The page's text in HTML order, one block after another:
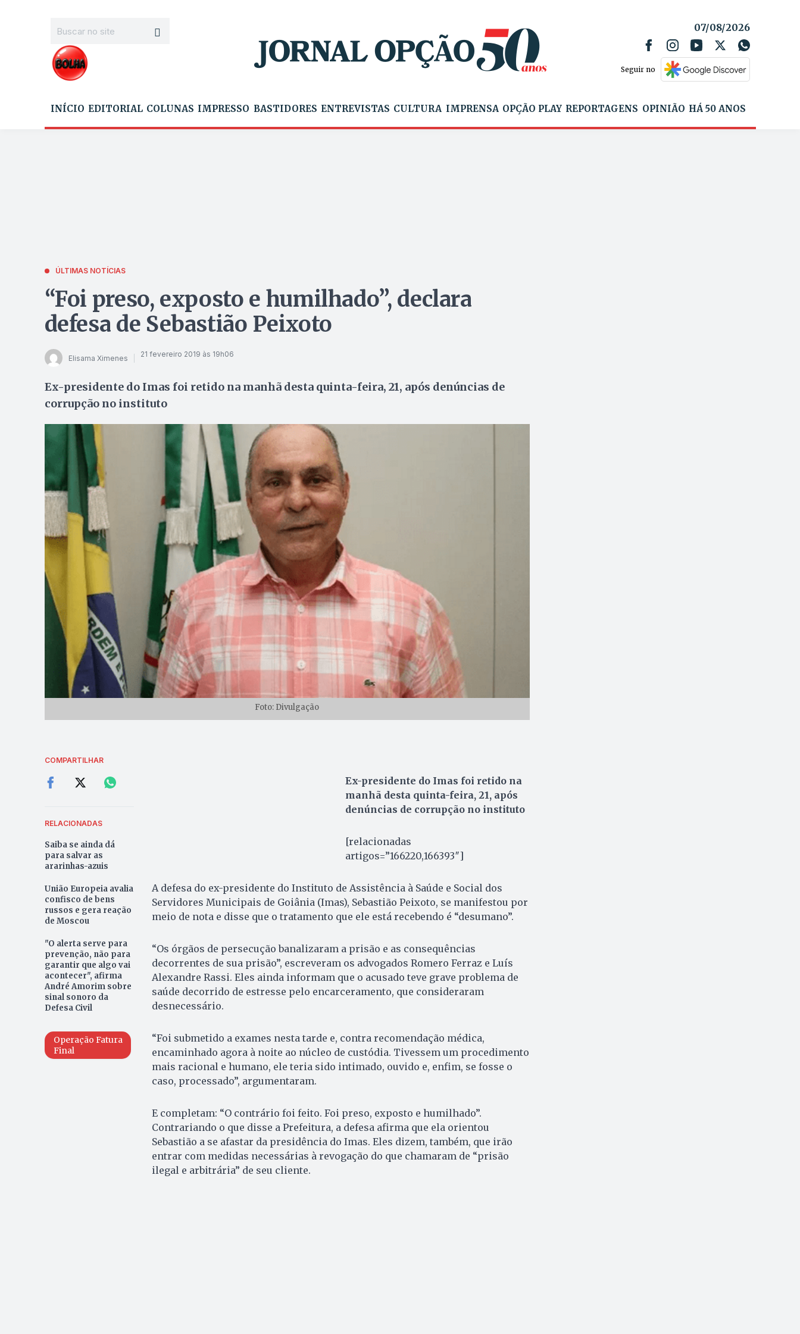
07/08/2026
Seguir no
INÍCIO EDITORIAL COLUNAS IMPRESSO BASTIDORES ENTREVISTAS CULTURA IMPRENSA OPÇÃO PLAY REPORTAGENS OPINIÃO HÁ 50 ANOS
ÚLTIMAS NOTÍCIAS
“Foi preso, exposto e humilhado”, declara
defesa de Sebastião Peixoto
Elisama Ximenes 21 fevereiro 2019 às 19h06
Ex-presidente do Imas foi retido na manhã desta quinta-feira, 21, após denúncias de
corrupção no instituto
Foto: Divulgação
COMPARTILHAR
RELACIONADAS
Saiba se ainda dá
para salvar as
ararinhas-azuis
União Europeia avalia
confisco de bens
russos e gera reação
de Moscou
"O alerta serve para
prevenção, não para
garantir que algo vai
acontecer", afirma
André Amorim sobre
sinal sonoro da
Defesa Civil
Operação Fatura
Final
Ex-presidente do Imas foi retido na
manhã desta quinta-feira, 21, após
denúncias de corrupção no instituto
[relacionadas
artigos=”166220,166393″]
A defesa do ex-presidente do Instituto de Assistência à Saúde e Social dos
Servidores Municipais de Goiânia (Imas), Sebastião Peixoto, se manifestou por
meio de nota e disse que o tratamento que ele está recebendo é “desumano”.
“Os órgãos de persecução banalizaram a prisão e as consequências
decorrentes de sua prisão”, escreveram os advogados Romero Ferraz e Luís
Alexandre Rassi. Eles ainda informam que o acusado teve grave problema de
saúde decorrido de estresse pelo encarceramento, que consideraram
desnecessário.
“Foi submetido a exames nesta tarde e, contra recomendação médica,
encaminhado agora à noite ao núcleo de custódia. Tivessem um procedimento
mais racional e humano, ele teria sido intimado, ouvido e, enfim, se fosse o
caso, processado”, argumentaram.
E completam: “O contrário foi feito. Foi preso, exposto e humilhado”.
Contrariando o que disse a Prefeitura, a defesa afirma que ela orientou
Sebastião a se afastar da presidência do Imas. Eles dizem, também, que irão
entrar com medidas necessárias à revogação do que chamaram de “prisão
ilegal e arbitrária” de seu cliente.